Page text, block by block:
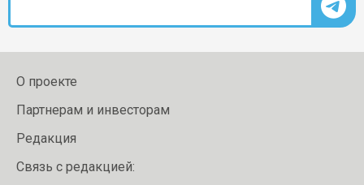
О проекте
Партнерам и инвесторам
Редакция
Связь с редакцией: